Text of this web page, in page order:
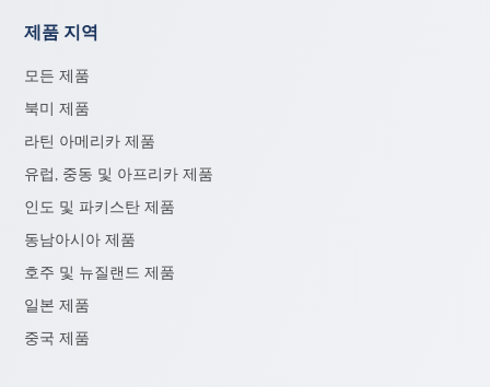
제품 지역
모든 제품
북미 제품
라틴 아메리카 제품
유럽, 중동 및 아프리카 제품
인도 및 파키스탄 제품
동남아시아 제품
호주 및 뉴질랜드 제품
일본 제품
중국 제품